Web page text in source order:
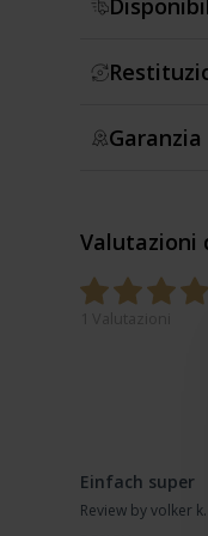
Garanzia
Valutazioni
Einfach super
Review by volker k.